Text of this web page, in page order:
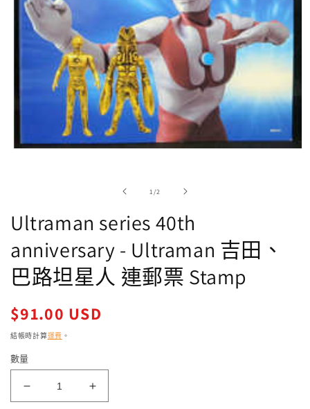
啟
多
媒
體
案
1
1//2
Ultraman series 40th
anniversary - Ultraman 吉田、
巴路坦星人 連郵票 Stamp
定
價
$91.00 USD
結帳時計算運費 。
數量
Ultraman
Ultraman